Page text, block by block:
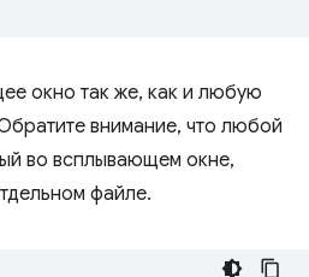
окно так же, как и любую
внимание, что любой
во всплывающем окне,
файле.